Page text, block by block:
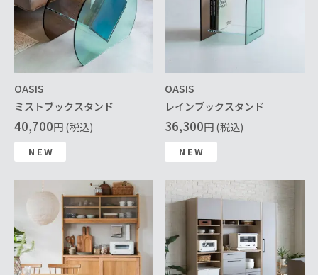
OASIS
ミストブックスタンド
40,700円 (税込)
NEW
OASIS
レインブックスタンド
36,300円 (税込)
NEW